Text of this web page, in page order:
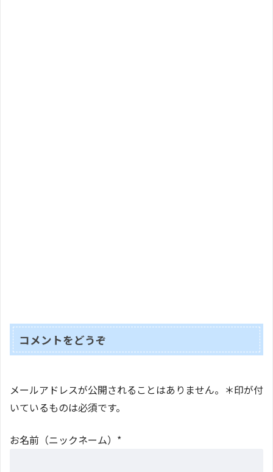
コメントをどうぞ
メールアドレスが公開されることはありません。＊印が付
いているものは必須です。
お名前（ニックネーム）*